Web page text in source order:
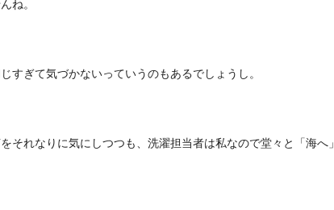
ね。
すぎて気づかないっていうのもあるでしょうし。
それなりに気にしつつも、洗濯担当者は私なので堂々と「海へ」